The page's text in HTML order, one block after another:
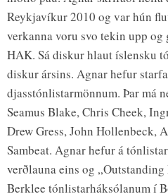
Reykjavíkur 2010 og var hún
verkanna voru svo tekin upp
HAK. Sá diskur hlaut íslensku
diskur ársins. Agnar hefur
djasstónlistarmönnum. Þar má
Seamus Blake, Chris Cheek,
Drew Gress, John Hollenbeck,
Sambeat. Agnar hefur á
verðlauna eins og
Berklee tónlistarháksólanum í